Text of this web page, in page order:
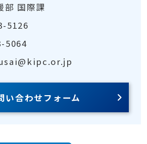
部 国際課
5126
5064
い合わせフォーム